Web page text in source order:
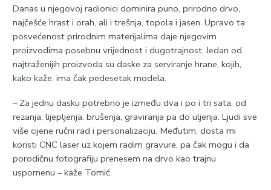
Danas u njegovoj radionici dominira puno, prirodno drvo,
najčešće hrast i orah, ali i trešnja, topola i jasen. Upravo ta
posvećenost prirodnim materijalima daje njegovim
proizvodima posebnu vrijednost i dugotrajnost. Jedan od
najtraženijih proizvoda su daske za serviranje hrane, kojih,
kako kaže, ima čak pedesetak modela.
– Za jednu dasku potrebno je između dva i po i tri sata, od
rezanja, lijepljenja, brušenja, graviranja pa do uljenja. Ljudi sve
više cijene ručni rad i personalizaciju. Međutim, dosta mi
koristi CNC laser uz kojem radim gravure, pa čak mogu i da
porodičnu fotografiju prenesem na drvo kao trajnu
uspomenu – kaže Tomić.